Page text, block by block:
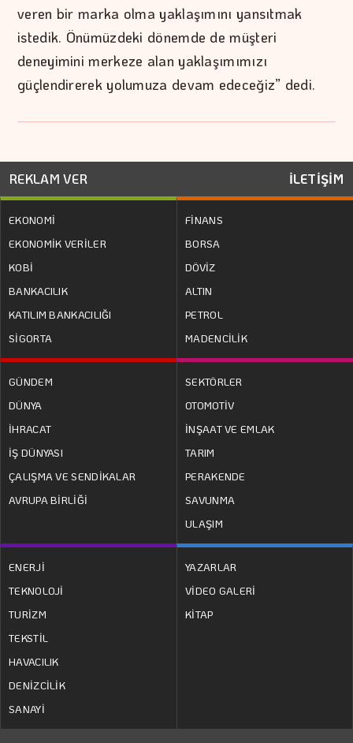
veren bir marka olma yaklaşımını yansıtmak
istedik. Önümüzdeki dönemde de müşteri
deneyimini merkeze alan yaklaşımımızı
güçlendirerek yolumuza devam edeceğiz” dedi.
REKLAM VER İLETİŞİM
EKONOMİ
EKONOMİK VERİLER
KOBİ
BANKACILIK
KATILIM BANKACILIĞI
SİGORTA
FİNANS
BORSA
DÖVİZ
ALTIN
PETROL
MADENCİLİK
GÜNDEM
DÜNYA
İHRACAT
İŞ DÜNYASI
ÇALIŞMA VE SENDİKALAR
AVRUPA BİRLİĞİ
SEKTÖRLER
OTOMOTİV
İNŞAAT VE EMLAK
TARIM
PERAKENDE
SAVUNMA
ULAŞIM
ENERJİ
TEKNOLOJİ
TURİZM
TEKSTİL
HAVACILIK
DENİZCİLİK
SANAYİ
YAZARLAR
VİDEO GALERİ
KİTAP